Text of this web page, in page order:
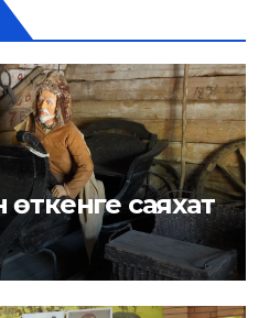
200 теңгемен өткенге саяхат